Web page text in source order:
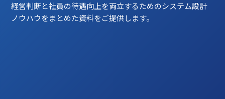
経営判断と社員の待遇向上を両立するためのシステム設計
ノウハウをまとめた資料をご提供します。